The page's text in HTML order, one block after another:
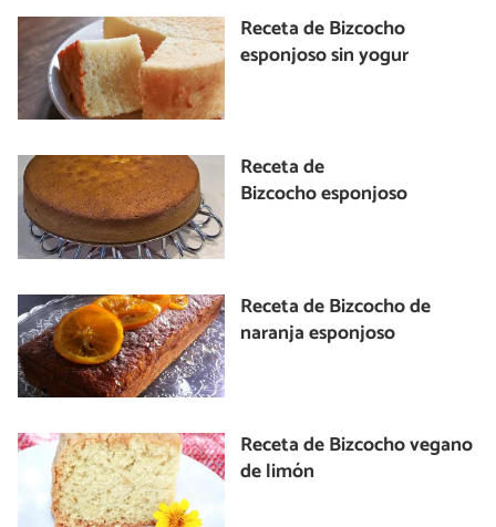
Receta de Bizcocho
esponjoso sin yogur
Receta de
Bizcocho esponjoso
Receta de Bizcocho de
naranja esponjoso
Receta de Bizcocho vegano
de limón